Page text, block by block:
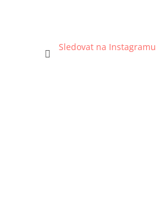
Sledovat na Instagramu